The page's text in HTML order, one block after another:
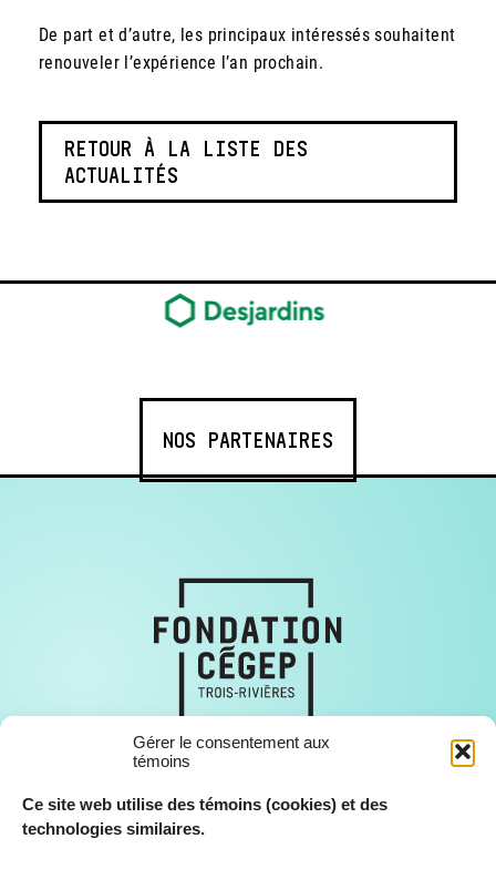
Gérer le consentement aux
témoins
Ce site web utilise des témoins (cookies) et des
technologies similaires.
De part et d’autre, les principaux intéressés souhaitent
renouveler l’expérience l’an prochain.
RETOUR À LA LISTE DES
ACTUALITÉS
NOS PARTENAIRES